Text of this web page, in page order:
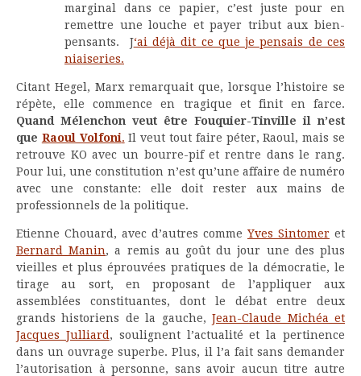
marginal dans ce papier, c’est juste pour en
remettre une louche et payer tribut aux bien-
pensants. J‘ai déjà dit ce que je pensais de ces
niaiseries.
Citant Hegel, Marx remarquait que, lorsque l’histoire se
répète, elle commence en tragique et finit en farce.
Quand Mélenchon veut être Fouquier-Tinville il n’est
que Raoul Volfoni. Il veut tout faire péter, Raoul, mais se
retrouve KO avec un bourre-pif et rentre dans le rang.
Pour lui, une constitution n’est qu’une affaire de numéro
avec une constante: elle doit rester aux mains de
professionnels de la politique.
Etienne Chouard, avec d’autres comme Yves Sintomer et
Bernard Manin, a remis au goût du jour une des plus
vieilles et plus éprouvées pratiques de la démocratie, le
tirage au sort, en proposant de l’appliquer aux
assemblées constituantes, dont le débat entre deux
grands historiens de la gauche,Jean-Claude Michéa et
Jacques Julliard, soulignent l’actualité et la pertinence
dans un ouvrage superbe. Plus, il l’a fait sans demander
l’autorisation à personne, sans avoir aucun titre autre